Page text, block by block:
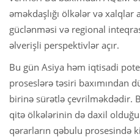
əməkdaşlığı ölkələr və xalqlar
güclənməsi və regional
əlverişli perspektivlər açır.
Bu gün Asiya həm iqtisadi
proseslərə təsiri baxımından
birinə sürətlə çevrilməkdədir.
qitə ölkələrinin də daxil
qərarların qəbulu prosesində